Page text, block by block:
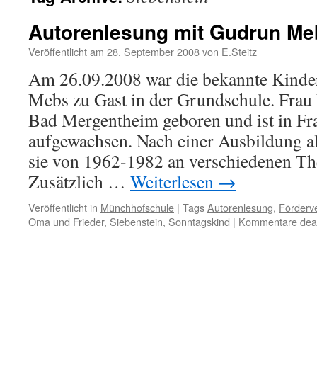
Autorenlesung mit Gudrun
Veröffentlicht am 28. September 2008von E.Steitz
Am 26.09.2008 war die bekannte
Mebs zu Gast in der Grundschule.
Bad Mergentheim geboren und ist in
aufgewachsen. Nach einer Ausbildung
sie von 1962-1982 an verschiedenen
Zusätzlich … Weiterlesen →
Veröffentlicht in Münchhofschule | TagsAutorenlesung,
Oma und Frieder, Siebenstein, Sonntagskind | Kommentare